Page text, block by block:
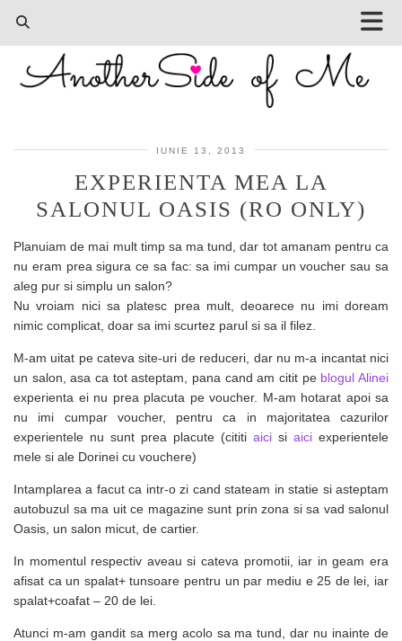
IUNIE 13, 2013
EXPERIENTA MEA LA
SALONUL OASIS (RO ONLY)
Planuiam de mai mult timp sa ma tund, dar tot amanam pentru ca
nu eram prea sigura ce sa fac: sa imi cumpar un voucher sau sa
aleg pur si simplu un salon?
Nu vroiam nici sa platesc prea mult, deoarece nu imi doream
nimic complicat, doar sa imi scurtez parul si sa il filez.
M-am uitat pe cateva site-uri de reduceri, dar nu m-a incantat nici
un salon, asa ca tot asteptam, pana cand am citit pe blogul Alinei
experienta ei nu prea placuta pe voucher. M-am hotarat apoi sa
nu imi cumpar voucher, pentru ca in majoritatea cazurilor
experientele nu sunt prea placute (cititi aici si aici experientele
mele si ale Dorinei cu vouchere)
Intamplarea a facut ca intr-o zi cand stateam in statie si asteptam
autobuzul sa ma uit ce magazine sunt prin zona si sa vad salonul
Oasis, un salon micut, de cartier.
In momentul respectiv aveau si cateva promotii, iar in geam era
afisat ca un spalat+ tunsoare pentru un par mediu e 25 de lei, iar
spalat+coafat – 20 de lei.
Atunci m-am gandit sa merg acolo sa ma tund, dar nu inainte de